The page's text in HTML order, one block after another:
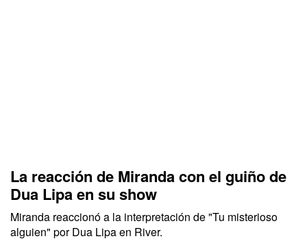
La reacción de Miranda con el guiño de
Dua Lipa en su show
Miranda reaccionó a la interpretación de "Tu misterioso
alguien" por Dua Lipa en River.